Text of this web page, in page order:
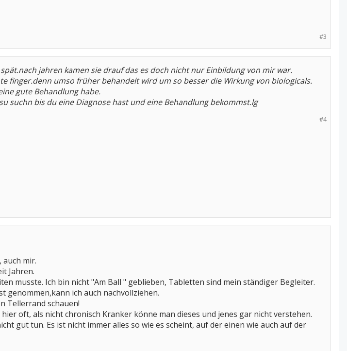
#3
jahren kamen sie drauf das es doch nicht nur Einbildung von mir war.
finger.denn umso früher behandelt wird um so besser die Wirkung von biologicals.
gute Behandlung habe.
suchn bis du eine Diagnose hast und eine Behandlung bekommst.lg
#4
mir.
Jahren.
musste. Ich bin nicht "Am Ball " geblieben, Tabletten sind mein ständiger Begleiter.
genommen,kann ich auch nachvollziehen.
Tellerrand schauen!
oft, als nicht chronisch Kranker könne man dieses und jenes gar nicht verstehen.
gut tun. Es ist nicht immer alles so wie es scheint, auf der einen wie auch auf der